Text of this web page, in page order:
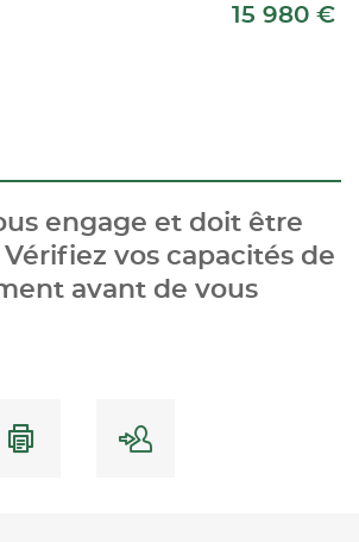
15 980 €
engage et doit être
vos capacités de
avant de vous